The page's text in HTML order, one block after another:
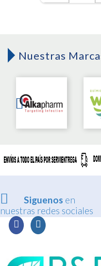
Nuestras
Siguenos en
nuestras redes sociales